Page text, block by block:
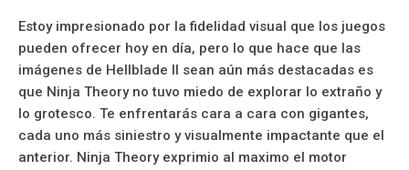
Estoy impresionado por la fidelidad visual que los juegos
pueden ofrecer hoy en día, pero lo que hace que las
imágenes de Hellblade II sean aún más destacadas es
que Ninja Theory no tuvo miedo de explorar lo extraño y
lo grotesco. Te enfrentarás cara a cara con gigantes,
cada uno más siniestro y visualmente impactante que el
anterior. Ninja Theory exprimio al maximo el motor